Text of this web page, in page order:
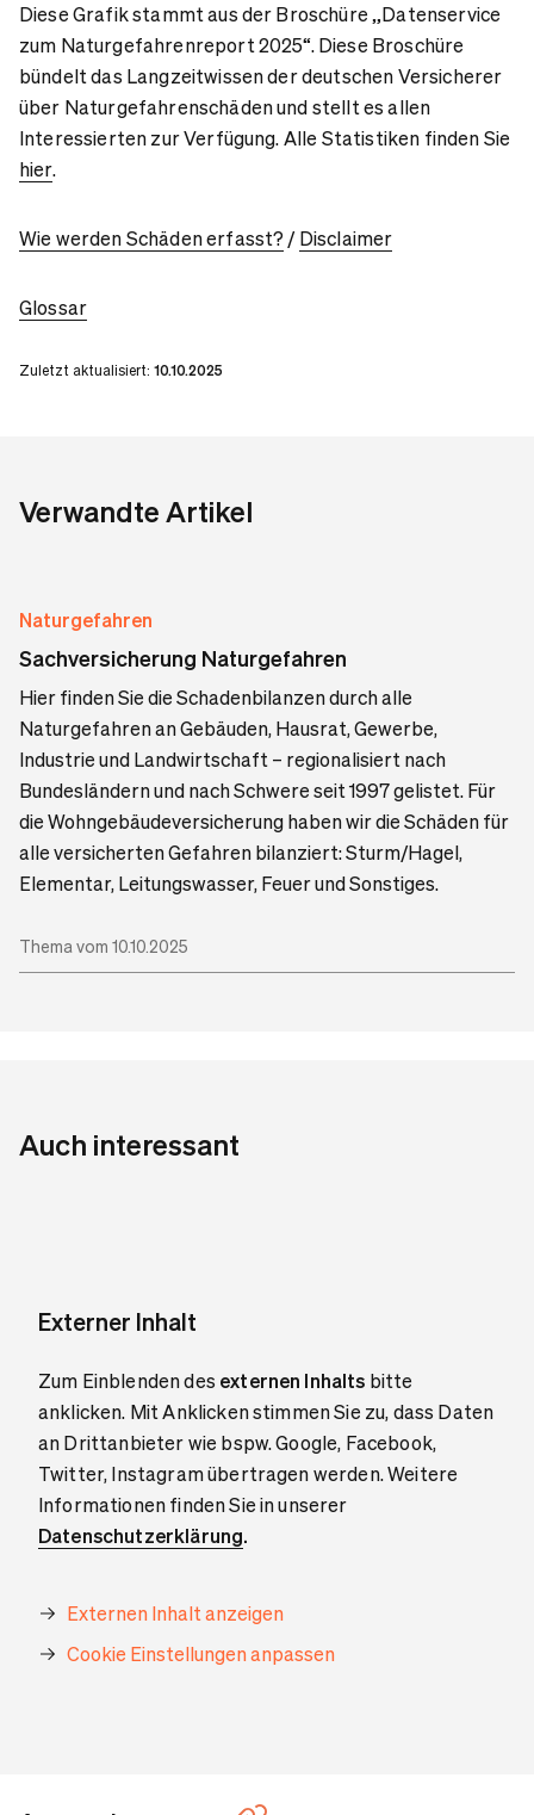
Diese Grafik stammt aus der Broschüre „Datenservice
zum Naturgefahrenreport 2025“. Diese Broschüre
bündelt das Langzeitwissen der deutschen Versicherer
über Naturgefahrenschäden und stellt es allen
Interessierten zur Verfügung. Alle Statistiken finden Sie
hier.
Wie werden Schäden erfasst? /Disclaimer
Glossar
Zuletzt aktualisiert: 10.10.2025
Verwandte Artikel
Naturgefahren
Sachversicherung Naturgefahren
Hier finden Sie die Schadenbilanzen durch alle
Naturgefahren an Gebäuden, Hausrat, Gewerbe,
Industrie und Landwirtschaft – regionalisiert nach
Bundesländern und nach Schwere seit 1997 gelistet. Für
die Wohngebäudeversicherung haben wir die Schäden für
alle versicherten Gefahren bilanziert: Sturm/Hagel,
Elementar, Leitungswasser, Feuer und Sonstiges.
Thema vom 10.10.2025
Auch interessant
Externer Inhalt
Zum Einblenden des externen Inhalts bitte
anklicken. Mit Anklicken stimmen Sie zu, dass Daten
an Drittanbieter wie bspw. Google, Facebook,
Twitter, Instagram übertragen werden. Weitere
Informationen finden Sie in unserer
Datenschutzerklärung.
Externen Inhalt anzeigen
Cookie Einstellungen anpassen